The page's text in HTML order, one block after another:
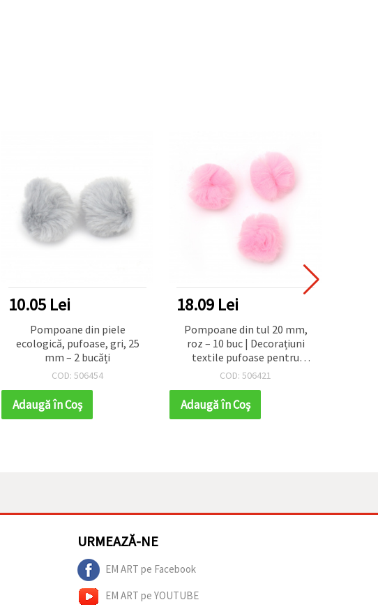
10.05 Lei
Pompoane din piele
ecologică, pufoase, gri, 25
mm – 2 bucăți
COD: 506454
Adaugă în Coş
18.09 Lei
Pompoane din tul 20 mm,
roz – 10 buc | Decorațiuni
textile pufoase pentru
hobby, scrapbooking,
pentru petreceri
COD: 506421
Adaugă în Coş
URMEAZĂ-NE
EM ART pe Facebook
EM ART pe YOUTUBE